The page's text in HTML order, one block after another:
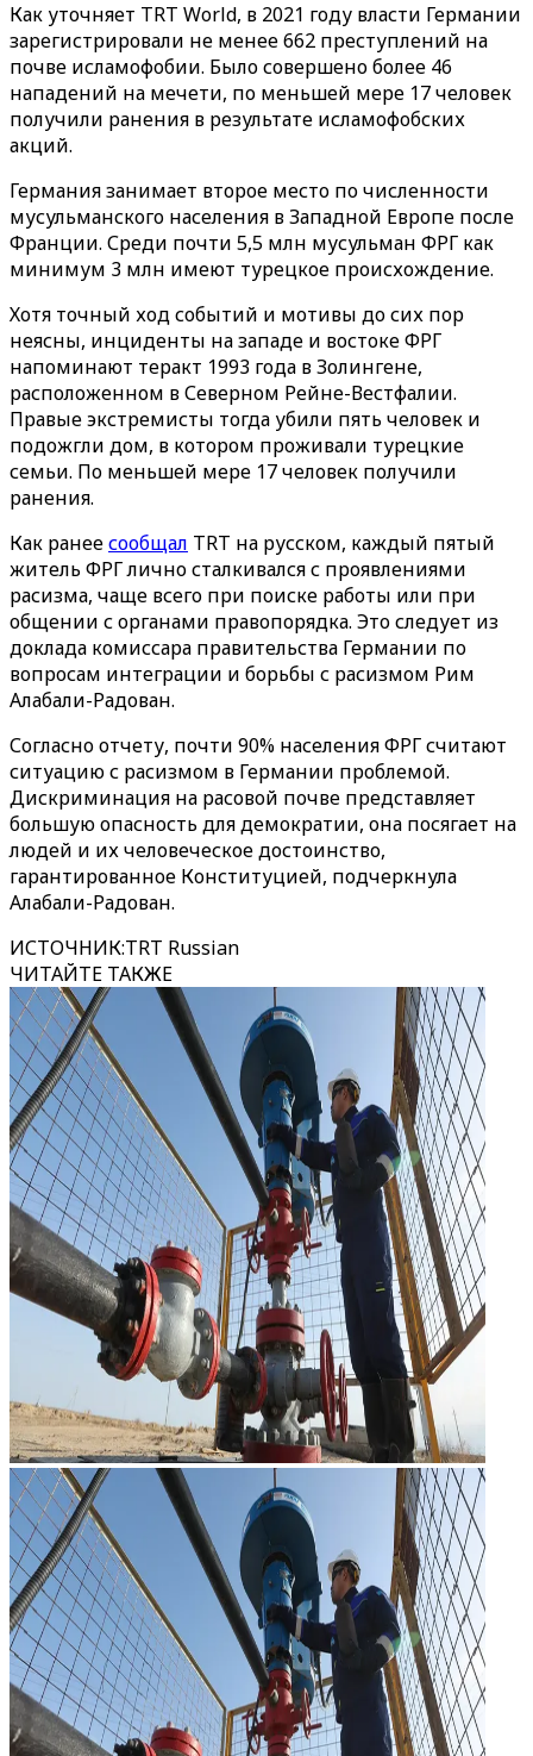
Как уточняет TRT World, в 2021 году власти Германии
зарегистрировали не менее 662 преступлений на
почве исламофобии. Было совершено более 46
нападений на мечети, по меньшей мере 17 человек
получили ранения в результате исламофобских
акций.
Германия занимает второе место по численности
мусульманского населения в Западной Европе после
Франции. Среди почти 5,5 млн мусульман ФРГ как
минимум 3 млн имеют турецкое происхождение.
Хотя точный ход событий и мотивы до сих пор
неясны, инциденты на западе и востоке ФРГ
напоминают теракт 1993 года в Золингене,
расположенном в Северном Рейне-Вестфалии.
Правые экстремисты тогда убили пять человек и
подожгли дом, в котором проживали турецкие
семьи. По меньшей мере 17 человек получили
ранения.
Как ранеесообщал TRT на русском, каждый пятый
житель ФРГ лично сталкивался с проявлениями
расизма, чаще всего при поиске работы или при
общении с органами правопорядка. Это следует из
доклада комиссара правительства Германии по
вопросам интеграции и борьбы с расизмом Рим
Алабали-Радован.
Согласно отчету, почти 90% населения ФРГ считают
ситуацию с расизмом в Германии проблемой.
Дискриминация на расовой почве представляет
большую опасность для демократии, она посягает на
людей и их человеческое достоинство,
гарантированное Конституцией, подчеркнула
Алабали-Радован.
ИСТОЧНИК:TRT Russian
ЧИТАЙТЕ ТАКЖЕ